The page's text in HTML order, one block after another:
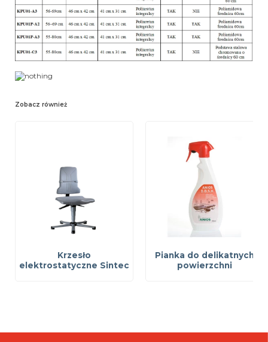
Zobacz również
Krzesło
elektrostatyczne Sintec
Pianka do delikatnych
powierzchni